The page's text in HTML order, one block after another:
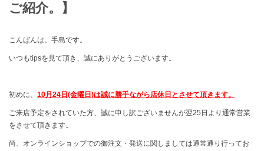
ご紹介。】
こんばんは。手島です。
いつもtipsを見て頂き、誠にありがとうございます。
初めに、 10月24日(金曜日)は誠に勝手ながら店休日とさせて頂きます。
ご来店予定をされていた方、誠に申し訳ございませんが翌25日より通常営業
をさせて頂きます。
尚、オンラインショップでの御注文・発送に関しましては通常通り行ってお